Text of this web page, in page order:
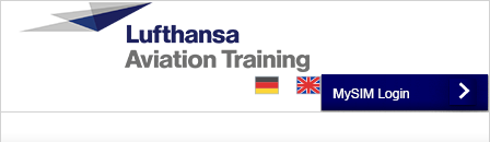
Zum Hauptinhalt springen